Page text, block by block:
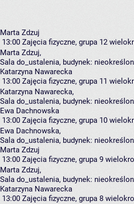
Marta Zdzuj
13:00 Zajęcia fizyczne, grupa 12
Marta Zdzuj,
Sala do_ustalenia, budynek:
Katarzyna Nawarecka
13:00 Zajęcia fizyczne, grupa 11
Katarzyna Nawarecka,
Sala do_ustalenia, budynek:
Ewa Dachnowska
13:00 Zajęcia fizyczne, grupa 10
Ewa Dachnowska,
Sala do_ustalenia, budynek:
Marta Zdzuj
13:00 Zajęcia fizyczne, grupa 9
Marta Zdzuj,
Sala do_ustalenia, budynek:
Katarzyna Nawarecka
13:00 Zajęcia fizyczne, grupa 8